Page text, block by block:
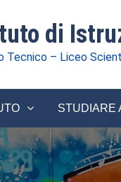
di
Tecnico – Liceo
STUDIARE